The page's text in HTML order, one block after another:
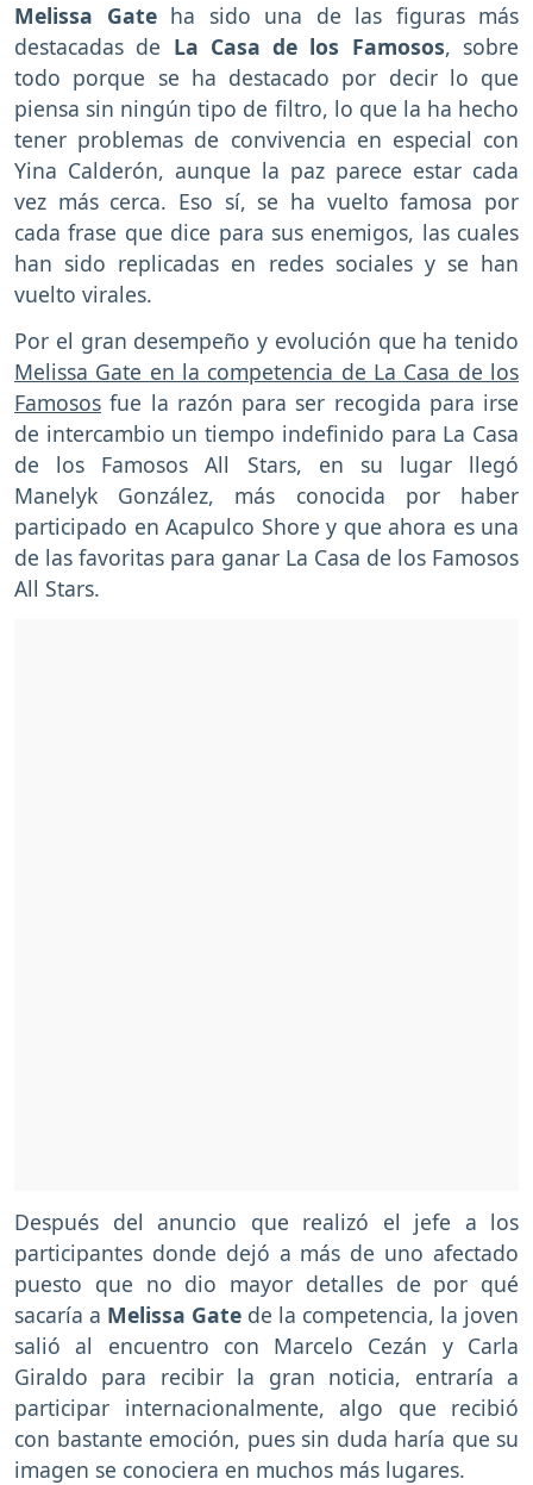
Melissa Gateha sido una de las figuras más
destacadas de La Casa de los Famosos, sobre
todo porque se ha destacado por decir lo que
piensa sin ningún tipo de filtro, lo que la ha hecho
tener problemas de convivencia en especial con
Yina Calderón, aunque la paz parece estar cada
vez más cerca. Eso sí, se ha vuelto famosa por
cada frase que dice para sus enemigos, las cuales
han sido replicadas en redes sociales y se han
vuelto virales.
Por el gran desempeño y evolución que ha tenido
Melissa Gate en la competencia de La Casa de los
Famosos fue la razón para ser recogida para irse
de intercambio un tiempo indefinido para La Casa
de los Famosos All Stars, en su lugar llegó
Manelyk González, más conocida por haber
participado en Acapulco Shore y que ahora es una
de las favoritas para ganar La Casa de los Famosos
All Stars.
Después del anuncio que realizó el jefe a los
participantes donde dejó a más de uno afectado
puesto que no dio mayor detalles de por qué
sacaría a Melissa Gate de la competencia, la joven
salió al encuentro con Marcelo Cezán y Carla
Giraldo para recibir la gran noticia, entraría a
participar internacionalmente, algo que recibió
con bastante emoción, pues sin duda haría que su
imagen se conociera en muchos más lugares.